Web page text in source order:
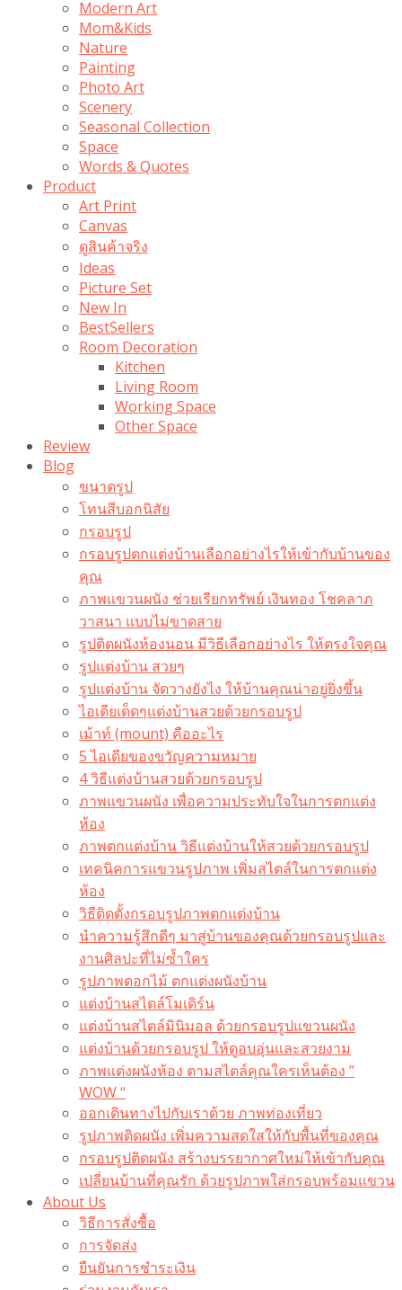
Modern Art
Mom&Kids
Nature
Painting
Photo Art
Scenery
Seasonal Collection
Space
Words & Quotes
Product
Art Print
Canvas
ดูสินค้าจริง
Ideas
Picture Set
New In
BestSellers
Room Decoration
Kitchen
Living Room
Working Space
Other Space
Review
Blog
ขนาดรูป
โทนสีบอกนิสัย
กรอบรูป
กรอบรูปตกแต่งบ้านเลือกอย่างไรให้เข้ากับบ้านของ
คุณ
ภาพแขวนผนัง ช่วยเรียกทรัพย์ เงินทอง โชคลาภ
วาสนา แบบไม่ขาดสาย
รูปติดผนังห้องนอน มีวิธีเลือกอย่างไร ให้ตรงใจคุณ
รูปแต่งบ้าน สวยๆ
รูปแต่งบ้าน จัดวางยังไง ให้บ้านคุณน่าอยู่ยิ่งขึ้น
ไอเดียเด็ดๆแต่งบ้านสวยด้วยกรอบรูป
เม้าท์ (mount) คืออะไร​
5 ไอเดียของขวัญความหมาย
4 วิธีแต่งบ้านสวยด้วยกรอบรูป
ภาพแขวนผนัง เพื่อความประทับใจในการตกแต่ง
ห้อง
ภาพตกแต่งบ้าน วิธีแต่งบ้านให้สวยด้วยกรอบรูป
เทคนิคการแขวนรูปภาพ เพิ่มสไตล์ในการตกแต่ง
ห้อง
วิธีติดตั้งกรอบรูปภาพตกแต่งบ้าน
นำความรู้สึกดีๆ มาสู่บ้านของคุณด้วยกรอบรูปและ
งานศิลปะที่ไม่ซ้ำใคร
รูปภาพดอกไม้ ตกแต่งผนังบ้าน
แต่งบ้านสไตล์โมเดิร์น
แต่งบ้านสไตล์มินิมอล ด้วยกรอบรูปแขวนผนัง
แต่งบ้านด้วยกรอบรูป ให้ดูอบอุ่นและสวยงาม
ภาพแต่งผนังห้อง ตามสไตล์คุณใครเห็นต้อง ”
WOW “
ออกเดินทางไปกับเราด้วย ภาพท่องเที่ยว
รูปภาพติดผนัง เพิ่มความสดใสให้กับพื้นที่ของคุณ
กรอบรูปติดผนัง สร้างบรรยากาศใหม่ให้เข้ากับคุณ
เปลี่ยนบ้านที่คุณรัก ด้วยรูปภาพใส่กรอบพร้อมแขวน​
About Us
วิธีการสั่งซื้อ
การจัดส่ง
ยืนยันการชำระเงิน